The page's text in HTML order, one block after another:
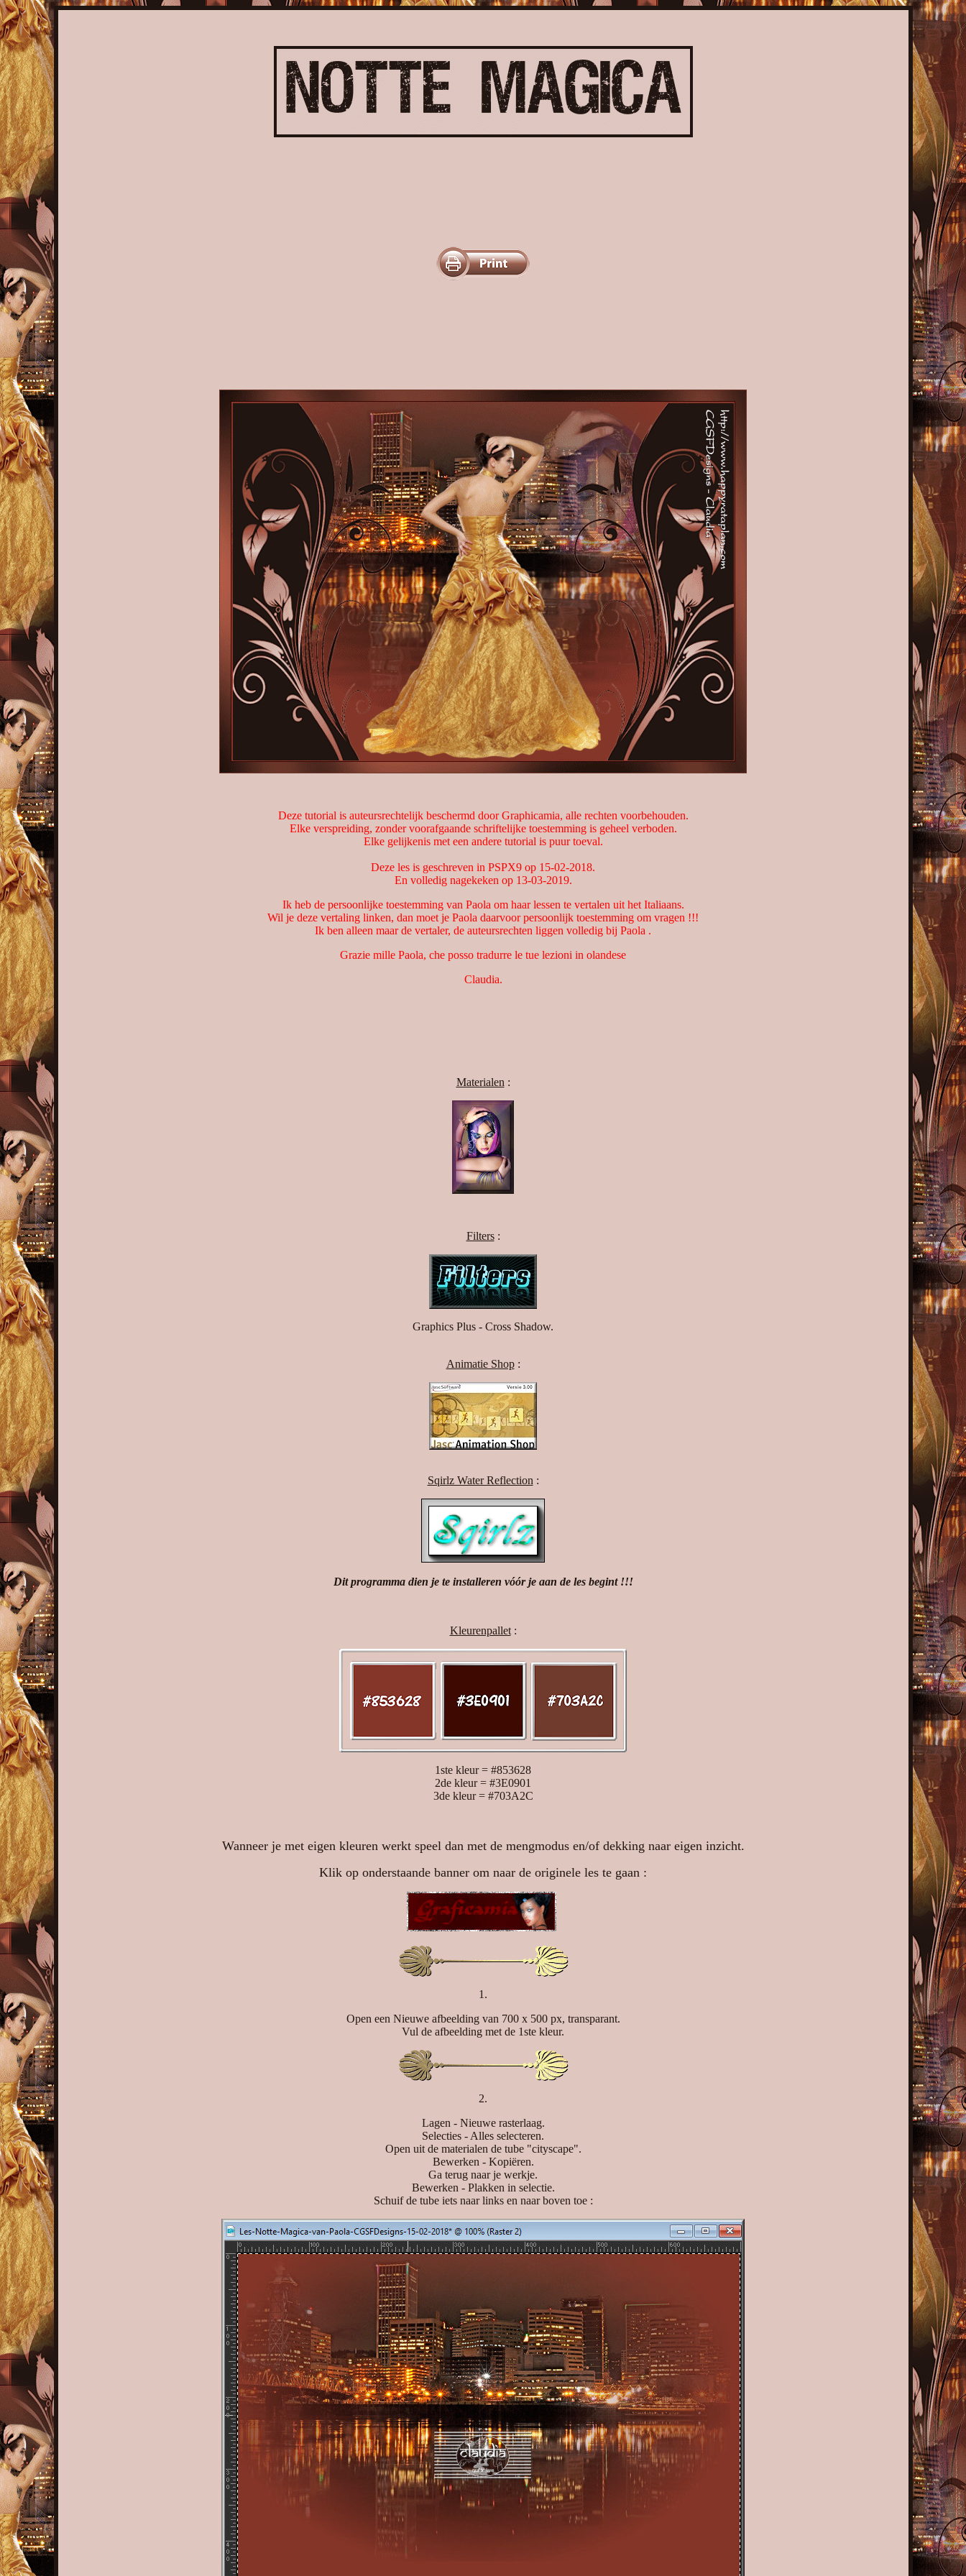
Deze tutorial is auteursrechtelijk beschermd door Graphicamia, alle rechten voorbehouden.
Elke verspreiding, zonder voorafgaande schriftelijke toestemming is geheel verboden.
Elke gelijkenis met een andere tutorial is puur toeval.
Deze les is geschreven in PSPX9 op 15-02-2018.
En volledig nagekeken op 13-03-2019.
Ik heb de persoonlijke toestemming van Paola om haar lessen te vertalen uit het Italiaans.
Wil je deze vertaling linken, dan moet je Paola daarvoor persoonlijk toestemming om vragen !!!
Ik ben alleen maar de vertaler, de auteursrechten liggen volledig bij Paola .
Grazie mille Paola, che posso tradurre le tue lezioni in olandese
Claudia.
Materialen :
Filters:
Graphics Plus - Cross Shadow.
Animatie Shop:
Sqirlz Water Reflection :
Dit programma dien je te installeren vóór je aan de les begint !!!
Kleurenpallet:
1ste kleur = #853628
2de kleur = #3E0901
3de kleur = #703A2C
Wanneer je met eigen kleuren werkt speel dan met de mengmodus en/of dekking naar eigen inzicht.
Klik op onderstaande banner om naar de originele les te gaan :
1.
Open een Nieuwe afbeelding van 700 x 500 px, transparant.
Vul de afbeelding met de 1ste kleur.
2.
Lagen - Nieuwe rasterlaag.
Selecties - Alles selecteren.
Open uit de materialen de tube "cityscape".
Bewerken - Kopiëren.
Ga terug naar je werkje.
Bewerken - Plakken in selectie.
Schuif de tube iets naar links en naar boven toe :